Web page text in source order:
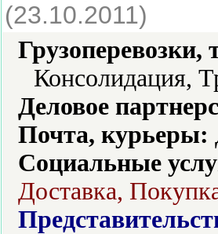
(23.10.2011)
Консолидация,
Деловое
Почта, курьеры:
Социальные
Доставка,